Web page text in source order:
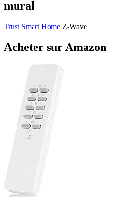
mural
Trust Smart Home Z-Wave
Acheter sur Amazon